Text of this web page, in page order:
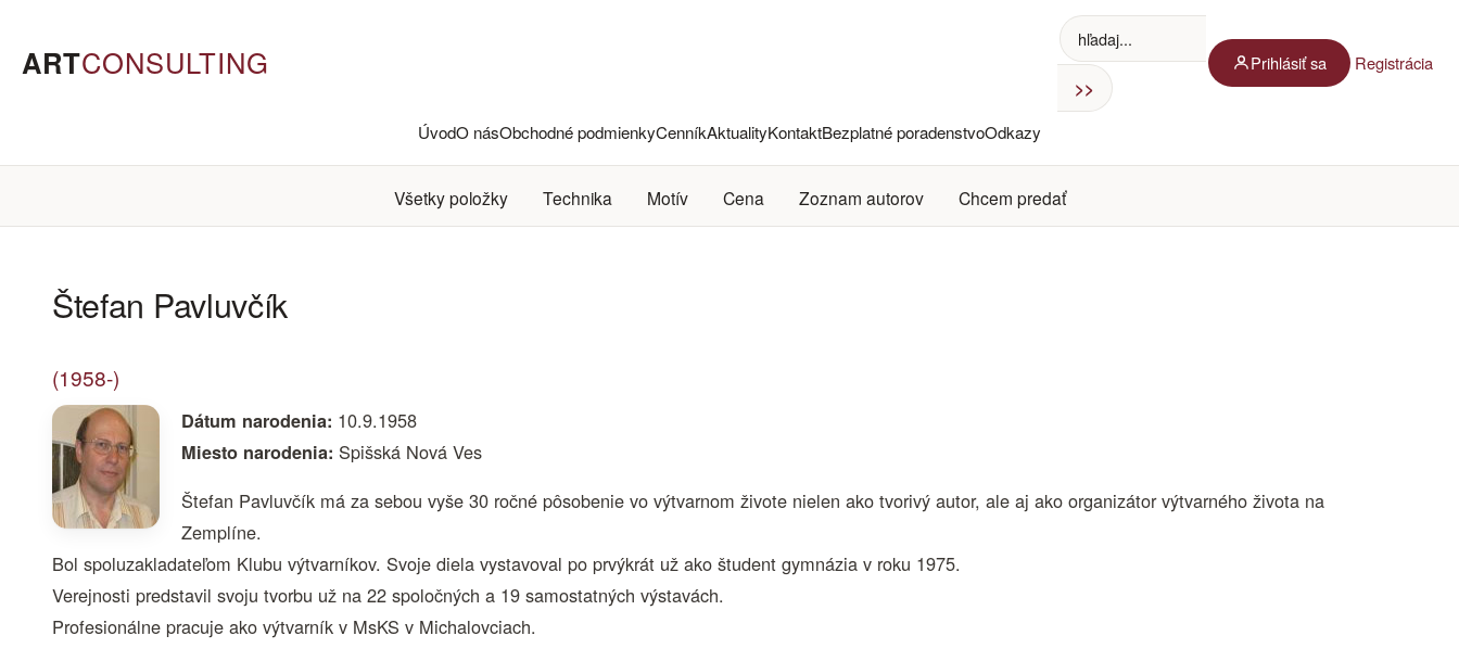
ARTCONSULTING
ÚvodO násObchodné podmienkyCenníkAktualityKontaktBezplatné poradenstvoOdkazy
Prihlásiť sa Registrácia
Všetky položky Technika Motív Cena Zoznam autorov Chcem predať
Štefan Pavluvčík
(1958-)
Dátum narodenia: 10.9.1958
Miesto narodenia: Spišská Nová Ves
Štefan Pavluvčík má za sebou vyše 30 ročné pôsobenie vo výtvarnom živote nielen ako tvorivý autor, ale aj ako organizátor výtvarného života na
Zemplíne.
Bol spoluzakladateľom Klubu výtvarníkov. Svoje diela vystavoval po prvýkrát už ako študent gymnázia v roku 1975.
Verejnosti predstavil svoju tvorbu už na 22 spoločných a 19 samostatných výstavách.
Profesionálne pracuje ako výtvarník v MsKS v Michalovciach.